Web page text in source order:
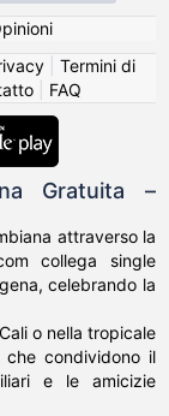
| Termini di
| FAQ
Gratuita –
attraverso la
collega single
celebrando la
o nella tropicale
che condividono il
e le amicizie